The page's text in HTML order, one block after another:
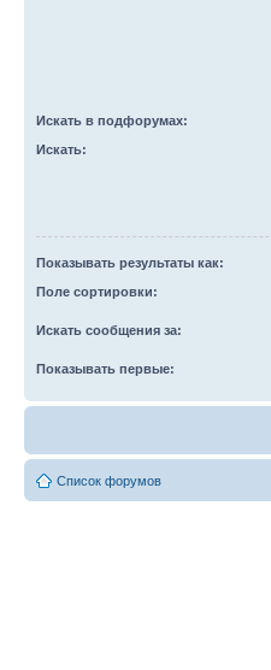
Искать в подфорумах:
Искать:
Показывать результаты как:
Поле сортировки:
Искать сообщения за:
Показывать первые:
Список форумов